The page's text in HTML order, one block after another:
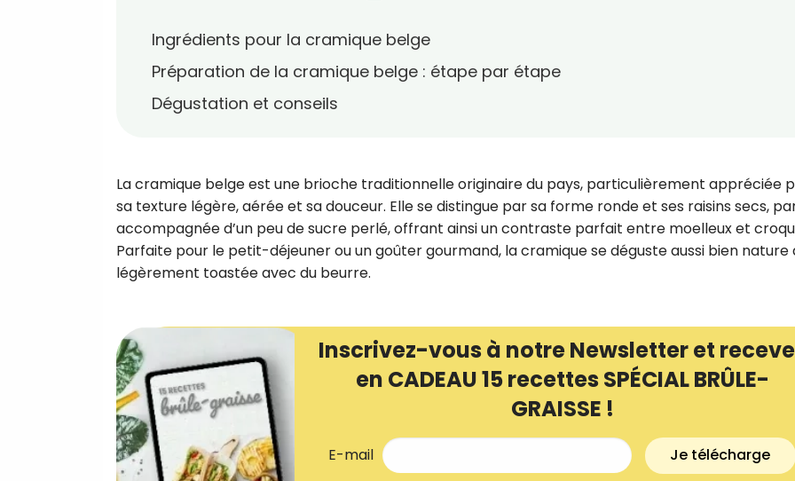
Ingrédients pour la cramique belge
Préparation de la cramique belge : étape par étape
Dégustation et conseils
La cramique belge est une brioche traditionnelle originaire du pays, particulièrement appréciée
sa texture légère, aérée et sa douceur. Elle se distingue par sa forme ronde et ses raisins secs,
accompagnée d’un peu de sucre perlé, offrant ainsi un contraste parfait entre moelleux et
Parfaite pour le petit-déjeuner ou un goûter gourmand, la cramique se déguste aussi bien nature
légèrement toastée avec du beurre.
Inscrivez-vous à notre Newsletter et
en CADEAU 15 recettes SPÉCIAL BRÛLE-
GRAISSE !
E-mail Je télécharge